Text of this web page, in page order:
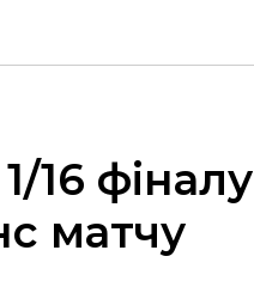
16 фіналу
матчу